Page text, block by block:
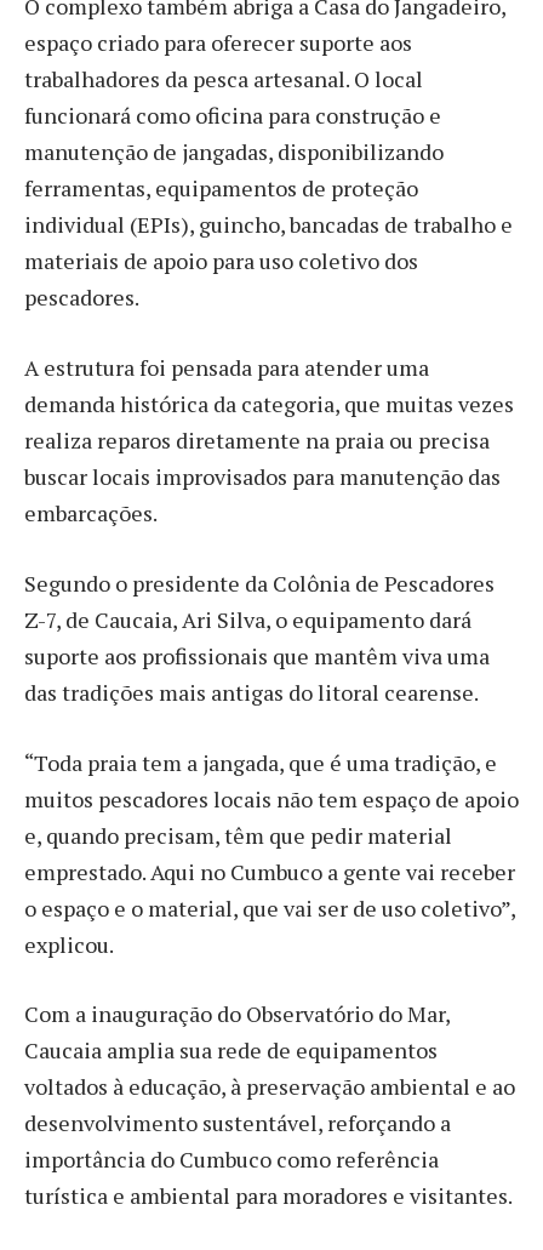
O complexo também abriga a Casa do Jangadeiro,
espaço criado para oferecer suporte aos
trabalhadores da pesca artesanal. O local
funcionará como oficina para construção e
manutenção de jangadas, disponibilizando
ferramentas, equipamentos de proteção
individual (EPIs), guincho, bancadas de trabalho e
materiais de apoio para uso coletivo dos
pescadores.
A estrutura foi pensada para atender uma
demanda histórica da categoria, que muitas vezes
realiza reparos diretamente na praia ou precisa
buscar locais improvisados para manutenção das
embarcações.
Segundo o presidente da Colônia de Pescadores
Z-7, de Caucaia, Ari Silva, o equipamento dará
suporte aos profissionais que mantêm viva uma
das tradições mais antigas do litoral cearense.
“Toda praia tem a jangada, que é uma tradição, e
muitos pescadores locais não tem espaço de apoio
e, quando precisam, têm que pedir material
emprestado. Aqui no Cumbuco a gente vai receber
o espaço e o material, que vai ser de uso coletivo”,
explicou.
Com a inauguração do Observatório do Mar,
Caucaia amplia sua rede de equipamentos
voltados à educação, à preservação ambiental e ao
desenvolvimento sustentável, reforçando a
importância do Cumbuco como referência
turística e ambiental para moradores e visitantes.